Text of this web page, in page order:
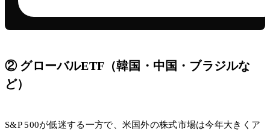
② グローバルETF（韓国・中国・ブラジルな
ど）
S&P 500が低迷する一方で、米国外の株式市場は今年大きくア